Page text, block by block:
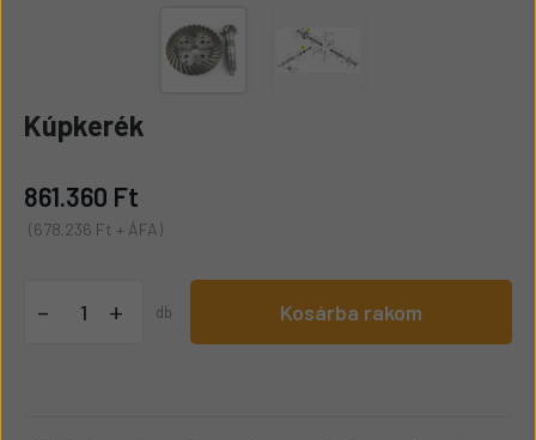
Kúpkerék
861.360 Ft
(678.236 Ft + ÁFA)
- + db Kosárba rakom